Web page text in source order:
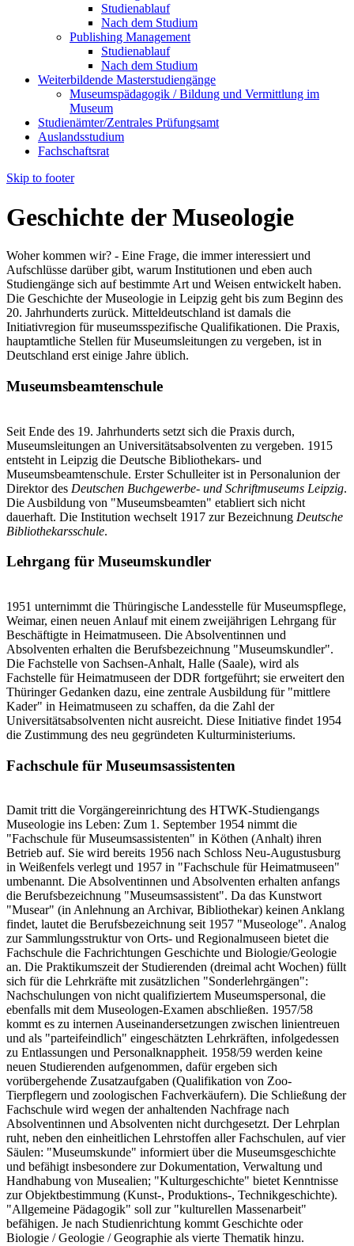
Studienablauf
Nach dem Studium
Publishing Management
Studienablauf
Nach dem Studium
Weiterbildende Masterstudiengänge
Museumspädagogik / Bildung und Vermittlung im
Museum
Studienämter/Zentrales Prüfungsamt
Auslandsstudium
Fachschaftsrat
Skip to footer
Geschichte der Museologie
Woher kommen wir? - Eine Frage, die immer interessiert und
Aufschlüsse darüber gibt, warum Institutionen und eben auch
Studiengänge sich auf bestimmte Art und Weisen entwickelt haben.
Die Geschichte der Museologie in Leipzig geht bis zum Beginn des
20. Jahrhunderts zurück. Mitteldeutschland ist damals die
Initiativregion für museumsspezifische Qualifikationen. Die Praxis,
hauptamtliche Stellen für Museumsleitungen zu vergeben, ist in
Deutschland erst einige Jahre üblich.
Museumsbeamtenschule
Seit Ende des 19. Jahrhunderts setzt sich die Praxis durch,
Museumsleitungen an Universitätsabsolventen zu vergeben. 1915
entsteht in Leipzig die Deutsche Bibliothekars- und
Museumsbeamtenschule. Erster Schulleiter ist in Personalunion der
Direktor des Deutschen Buchgewerbe- und Schriftmuseums Leipzig.
Die Ausbildung von "Museumsbeamten" etabliert sich nicht
dauerhaft. Die Institution wechselt 1917 zur Bezeichnung Deutsche
Bibliothekarsschule.
Lehrgang für Museumskundler
1951 unternimmt die Thüringische Landesstelle für Museumspflege,
Weimar, einen neuen Anlauf mit einem zweijährigen Lehrgang für
Beschäftigte in Heimatmuseen. Die Absolventinnen und
Absolventen erhalten die Berufsbezeichnung "Museumskundler".
Die Fachstelle von Sachsen-Anhalt, Halle (Saale), wird als
Fachstelle für Heimatmuseen der DDR fortgeführt; sie erweitert den
Thüringer Gedanken dazu, eine zentrale Ausbildung für "mittlere
Kader" in Heimatmuseen zu schaffen, da die Zahl der
Universitätsabsolventen nicht ausreicht. Diese Initiative findet 1954
die Zustimmung des neu gegründeten Kulturministeriums.
Fachschule für Museumsassistenten
Damit tritt die Vorgängereinrichtung des HTWK-Studiengangs
Museologie ins Leben: Zum 1. September 1954 nimmt die
"Fachschule für Museumsassistenten" in Köthen (Anhalt) ihren
Betrieb auf. Sie wird bereits 1956 nach Schloss Neu-Augustusburg
in Weißenfels verlegt und 1957 in "Fachschule für Heimatmuseen"
umbenannt. Die Absolventinnen und Absolventen erhalten anfangs
die Berufsbezeichnung "Museumsassistent". Da das Kunstwort
"Musear" (in Anlehnung an Archivar, Bibliothekar) keinen Anklang
findet, lautet die Berufsbezeichnung seit 1957 "Museologe". Analog
zur Sammlungsstruktur von Orts- und Regionalmuseen bietet die
Fachschule die Fachrichtungen Geschichte und Biologie/Geologie
an. Die Praktikumszeit der Studierenden (dreimal acht Wochen) füllt
sich für die Lehrkräfte mit zusätzlichen "Sonderlehrgängen":
Nachschulungen von nicht qualifiziertem Museumspersonal, die
ebenfalls mit dem Museologen-Examen abschließen. 1957/58
kommt es zu internen Auseinandersetzungen zwischen linientreuen
und als "parteifeindlich" eingeschätzten Lehrkräften, infolgedessen
zu Entlassungen und Personalknappheit. 1958/59 werden keine
neuen Studierenden aufgenommen, dafür ergeben sich
vorübergehende Zusatzaufgaben (Qualifikation von Zoo-
Tierpflegern und zoologischen Fachverkäufern). Die Schließung der
Fachschule wird wegen der anhaltenden Nachfrage nach
Absolventinnen und Absolventen nicht durchgesetzt. Der Lehrplan
ruht, neben den einheitlichen Lehrstoffen aller Fachschulen, auf vier
Säulen: "Museumskunde" informiert über die Museumsgeschichte
und befähigt insbesondere zur Dokumentation, Verwaltung und
Handhabung von Musealien; "Kulturgeschichte" bietet Kenntnisse
zur Objektbestimmung (Kunst-, Produktions-, Technikgeschichte).
"Allgemeine Pädagogik" soll zur "kulturellen Massenarbeit"
befähigen. Je nach Studienrichtung kommt Geschichte oder
Biologie / Geologie / Geographie als vierte Thematik hinzu.